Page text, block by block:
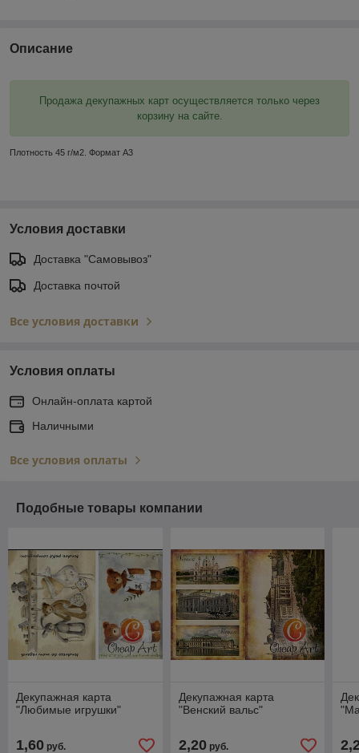
Описание
Продажа декупажных карт осуществляется только через
корзину на сайте.
Плотность 45 г/м2. Формат А3
Условия доставки
Доставка "Самовывоз"
Доставка почтой
Все условия доставки
Условия оплаты
Онлайн-оплата картой
Наличными
Все условия оплаты
Подобные товары компании
Декупажная карта
"Любимые игрушки"
1,60 руб.
Декупажная карта
"Венский вальс"
2,20руб.